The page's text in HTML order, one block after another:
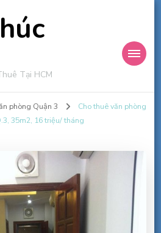
Tại HCM
phòng Quận 3
Cho thuê văn phòng
35m2, 16 triệu/ tháng